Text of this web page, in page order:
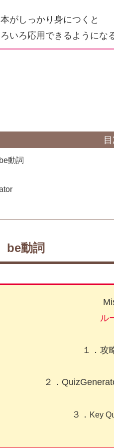
がしっかり身につくと
いろ応用できるようにな
動詞
動詞
ル
１．攻
２．
３． Key